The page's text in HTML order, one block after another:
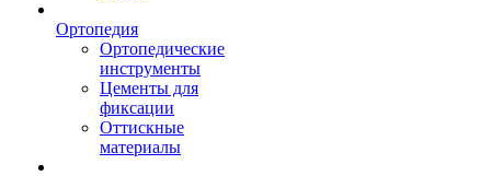
Ортопедия
Ортопедические
инструменты
Цементы для
фиксации
Оттискные
материалы